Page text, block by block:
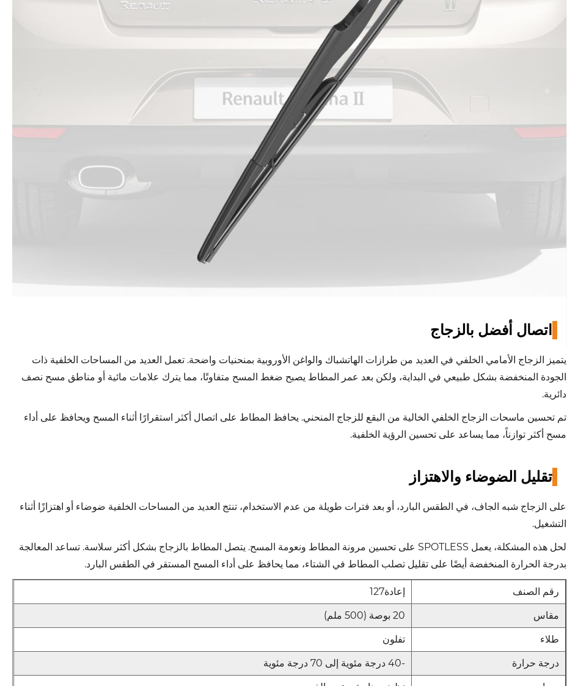
اتصال أفضل بالزجاج
يتميز الزجاج الأمامي الخلفي في العديد من طرازات الهاتشباك والواغن الأوروبية بمنحنيات واضحة. تعمل العديد من المساحات الخلفية ذات
الجودة المنخفضة بشكل طبيعي في البداية، ولكن بعد عمر المطاط يصبح ضغط المسح متفاوتًا، مما يترك علامات مائية أو مناطق مسح نصف
دائرية.
تم تحسين ماسحات الزجاج الخلفي الخالية من البقع للزجاج المنحني. يحافظ المطاط على اتصال أكثر استقرارًا أثناء المسح ويحافظ على أداء
مسح أكثر توازناً، مما يساعد على تحسين الرؤية الخلفية.
تقليل الضوضاء والاهتزاز
على الزجاج شبه الجاف، في الطقس البارد، أو بعد فترات طويلة من عدم الاستخدام، تنتج العديد من المساحات الخلفية ضوضاء أو اهتزازًا أثناء
التشغيل.
لحل هذه المشكلة، يعمل SPOTLESS على تحسين مرونة المطاط ونعومة المسح. يتصل المطاط بالزجاج بشكل أكثر سلاسة. تساعد المعالجة
بدرجة الحرارة المنخفضة أيضًا على تقليل تصلب المطاط في الشتاء، مما يحافظ على أداء المسح المستقر في الطقس البارد.
رقم الصنف إعادة127
مقاس 20 بوصة (500 ملم)
طلاء تفلون
درجة حرارة -40 درجة مئوية إلى 70 درجة مئوية